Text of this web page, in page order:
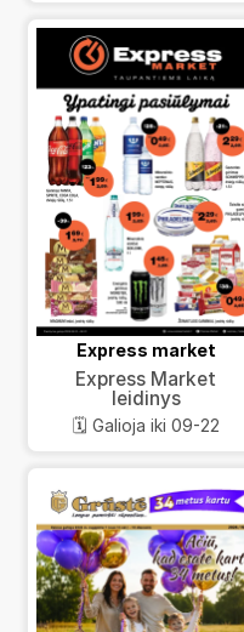
Express market
Express Market
leidinys
🗓️ Galioja iki 09-22